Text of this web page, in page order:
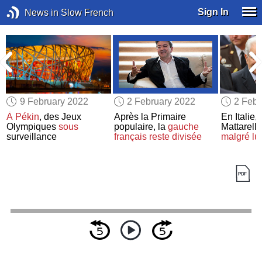
News in Slow French Sign In
9 February 2022
À Pékin, des Jeux
Olympiquessous
surveillance
2 February 2022
Après la Primaire
populaire, la gauche
français reste divisée
2
En Italie,
malgré lui